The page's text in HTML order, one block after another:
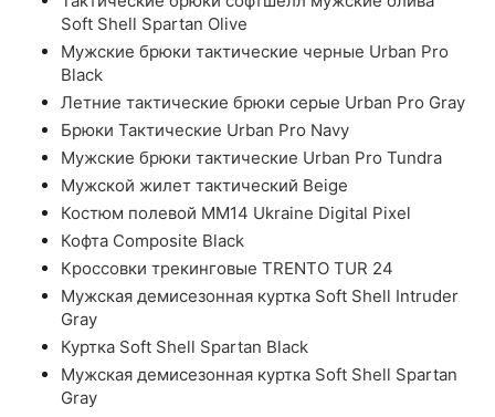
Soft Shell Spartan Olive
Мужские брюки тактические черные Urban Pro
Black
Летние тактические брюки серые Urban Pro Gray
Брюки Тактические Urban Pro Navy
Мужские брюки тактические Urban Pro Tundra
Мужской жилет тактический Beige
Костюм полевой ММ14 Ukraine Digital Pixel
Кофта Composite Black
Кроссовки трекинговые TRENTO TUR 24
Мужская демисезонная куртка Soft Shell Intruder
Gray
Куртка Soft Shell Spartan Black
Мужская демисезонная куртка Soft Shell Spartan
Gray